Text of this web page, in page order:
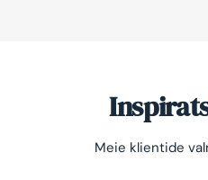
Meie klientide